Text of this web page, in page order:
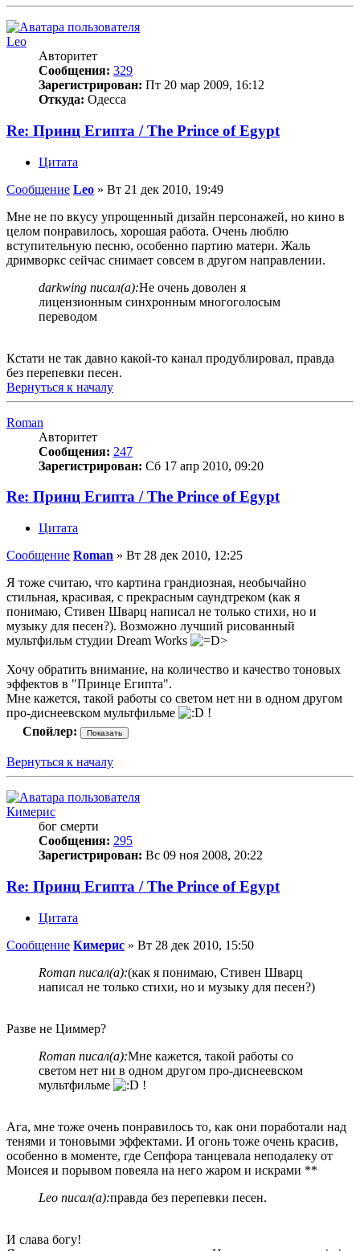
Leo
Авторитет
Сообщения: 329
Зарегистрирован: Пт 20 мар 2009, 16:12
Откуда: Одесса
Re: Принц Египта / The Prince of Egypt
Цитата
Сообщение Leo » Вт 21 дек 2010, 19:49
Мне не по вкусу упрощенный дизайн персонажей, но кино в
целом понравилось, хорошая работа. Очень люблю
вступительную песню, особенно партию матери. Жаль
дримворкс сейчас снимает совсем в другом направлении.
darkwing писал(а):Не очень доволен я
лицензионным синхронным многоголосым
переводом
Кстати не так давно какой-то канал продублировал, правда
без перепевки песен.
Вернуться к началу
Roman
Авторитет
Сообщения: 247
Зарегистрирован: Сб 17 апр 2010, 09:20
Re: Принц Египта / The Prince of Egypt
Цитата
Сообщение Roman » Вт 28 дек 2010, 12:25
Я тоже считаю, что картина грандиозная, необычайно
стильная, красивая, с прекрасным саундтреком (как я
понимаю, Стивен Шварц написал не только стихи, но и
музыку для песен?). Возможно лучший рисованный
мультфильм студии Dream Works
Хочу обратить внимание, на количество и качество тоновых
эффектов в "Принце Египта".
Мне кажется, такой работы со светом нет ни в одном другом
про-диснеевском мультфильме
!
Спойлер:
Вернуться к началу
Кимерис
бог смерти
Сообщения: 295
Зарегистрирован: Вс 09 ноя 2008, 20:22
Re: Принц Египта / The Prince of Egypt
Цитата
Сообщение Кимерис » Вт 28 дек 2010, 15:50
Roman писал(а):(как я понимаю, Стивен Шварц
написал не только стихи, но и музыку для песен?)
Разве не Циммер?
Roman писал(а):Мне кажется, такой работы со
светом нет ни в одном другом про-диснеевском
мультфильме
!
Ага, мне тоже очень понравилось то, как они поработали над
тенями и тоновыми эффектами. И огонь тоже очень красив,
особенно в моменте, где Сепфора танцевала неподалеку от
Моисея и порывом повеяла на него жаром и искрами **
Leo писал(а):правда без перепевки песен.
И слава богу!